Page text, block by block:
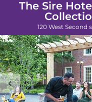
The Sire
120 West Second